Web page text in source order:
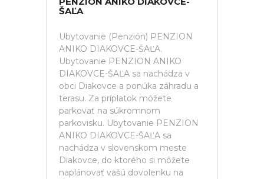
ŠAĽA
Ubytovanie (Penzión) PENZION
ANIKO DIAKOVCE-ŠAĽA.
Ubytovanie PENZION ANIKO
DIAKOVCE-ŠAĽA sa nachádza v
obci Diakovce a ponúka záhradu a
terasu. Za príplatok môžete
parkovať na súkromnom
parkovisku. Ubytovanie PENZION
ANIKO DIAKOVCE-ŠAĽA sa
nachádza v slovenskom meste
Diakovce, do ktorého si môžete
naplánovať vašú dovolenku na